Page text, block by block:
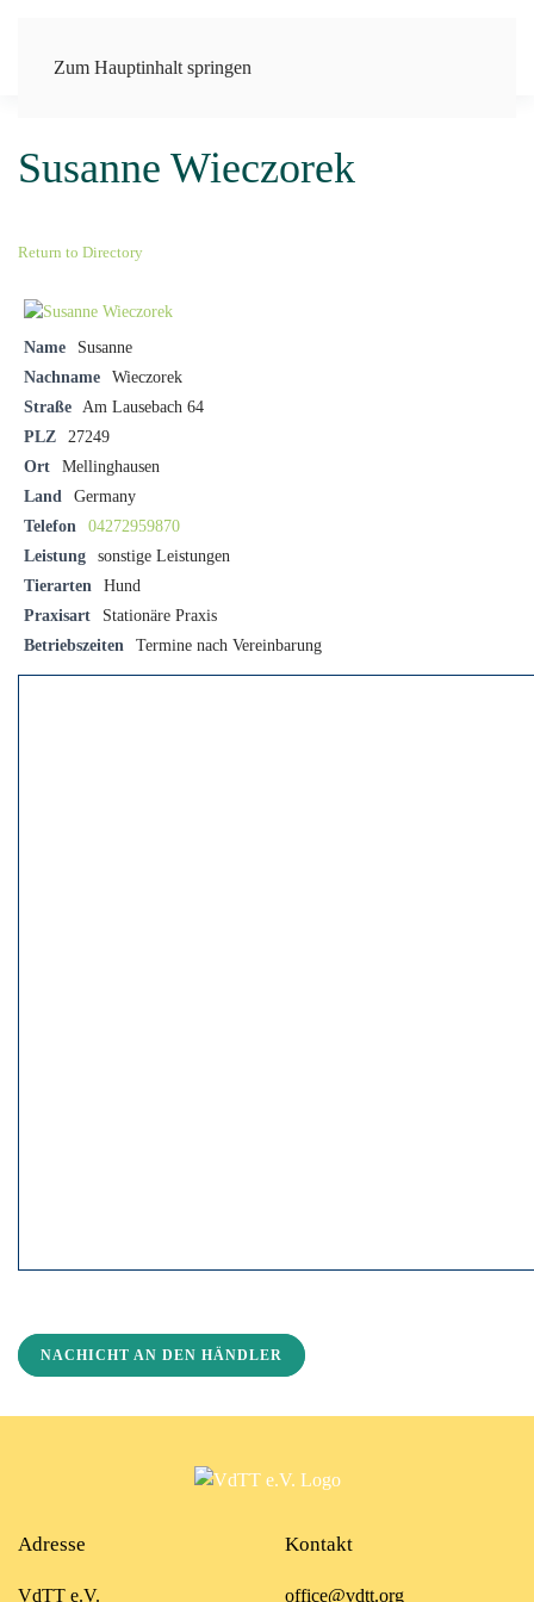
Zum Hauptinhalt springen
Susanne Wieczorek
Return to Directory
Name
Susanne
Nachname
Wieczorek
Straße
Am Lausebach 64
PLZ
27249
Ort
Mellinghausen
Land
Germany
Telefon
04272959870
Leistung
sonstige Leistungen
Tierarten
Hund
Praxisart
Stationäre Praxis
Betriebszeiten
Termine nach Vereinbarung
NACHICHT AN DEN HÄNDLER
Adresse
VdTT e.V.
Kontakt
office@vdtt.org